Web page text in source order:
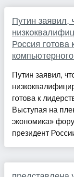
Путин заявил,
Россия готова
Путин заявил,
готова к
Выступая на
экономика»
президент